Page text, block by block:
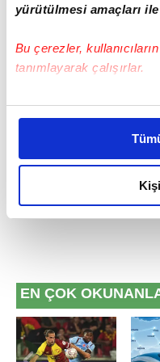
yürütülmesi amaçları
Bu çerezler,
tanımlayarak çalışırlar.
Bu çerezlere izin
daha iyi reklam
amacımızın size daha
olduğunu ve sizlere en
elimizden gelen çabayı
reklamların
Her halükârda,
takdirde, kullanıcılara
gösterilmeyecektir."
Sizlere daha iyi bir
#DÜNYA
EN ÇOK